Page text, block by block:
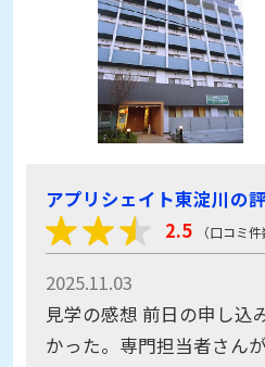
アプリシェイト東淀川の
2.5
（口コミ
2025.11.03
見学の感想 前日の申し込
かった。専門担当者さん